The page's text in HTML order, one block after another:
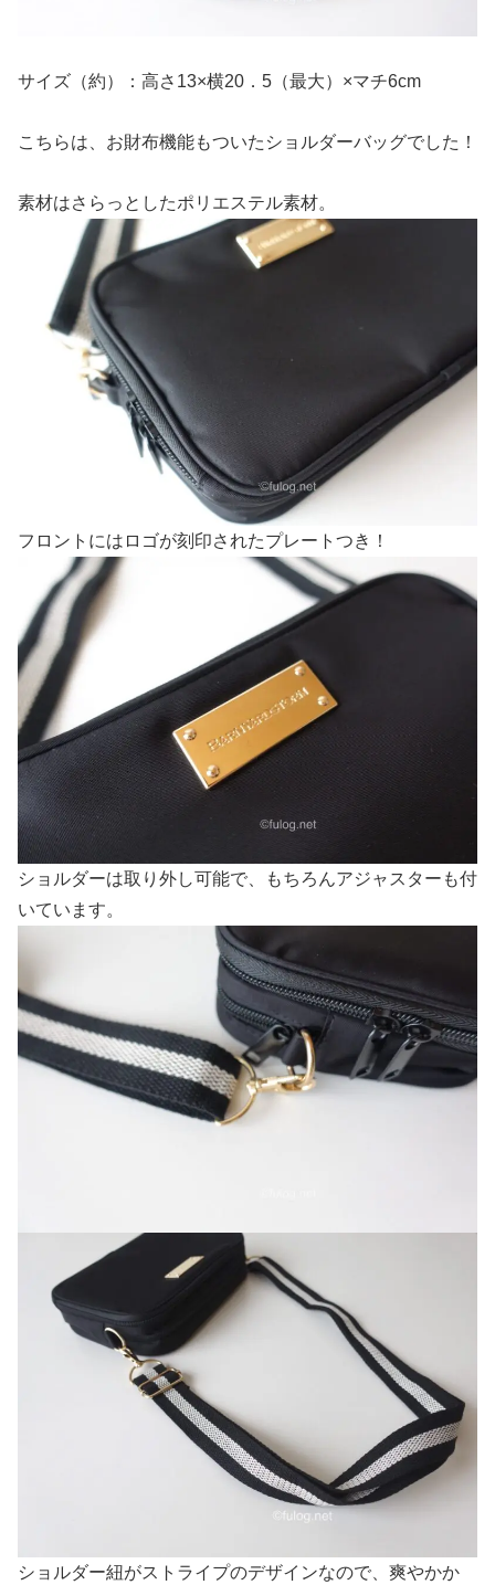
サイズ（約）：高さ13×横20．5（最大）×マチ6cm
こちらは、お財布機能もついたショルダーバッグでした！
素材はさらっとしたポリエステル素材。
フロントにはロゴが刻印されたプレートつき！
ショルダーは取り外し可能で、もちろんアジャスターも付
いています。
ショルダー紐がストライプのデザインなので、爽やかか